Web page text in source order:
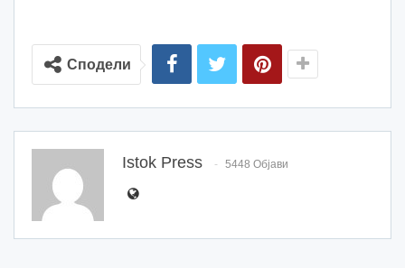
Сподели
Istok Press 5448 Објави